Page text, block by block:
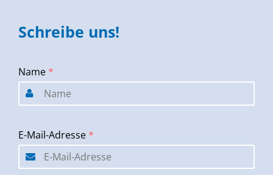
Schreibe uns!
Name *
E-Mail-Adresse *